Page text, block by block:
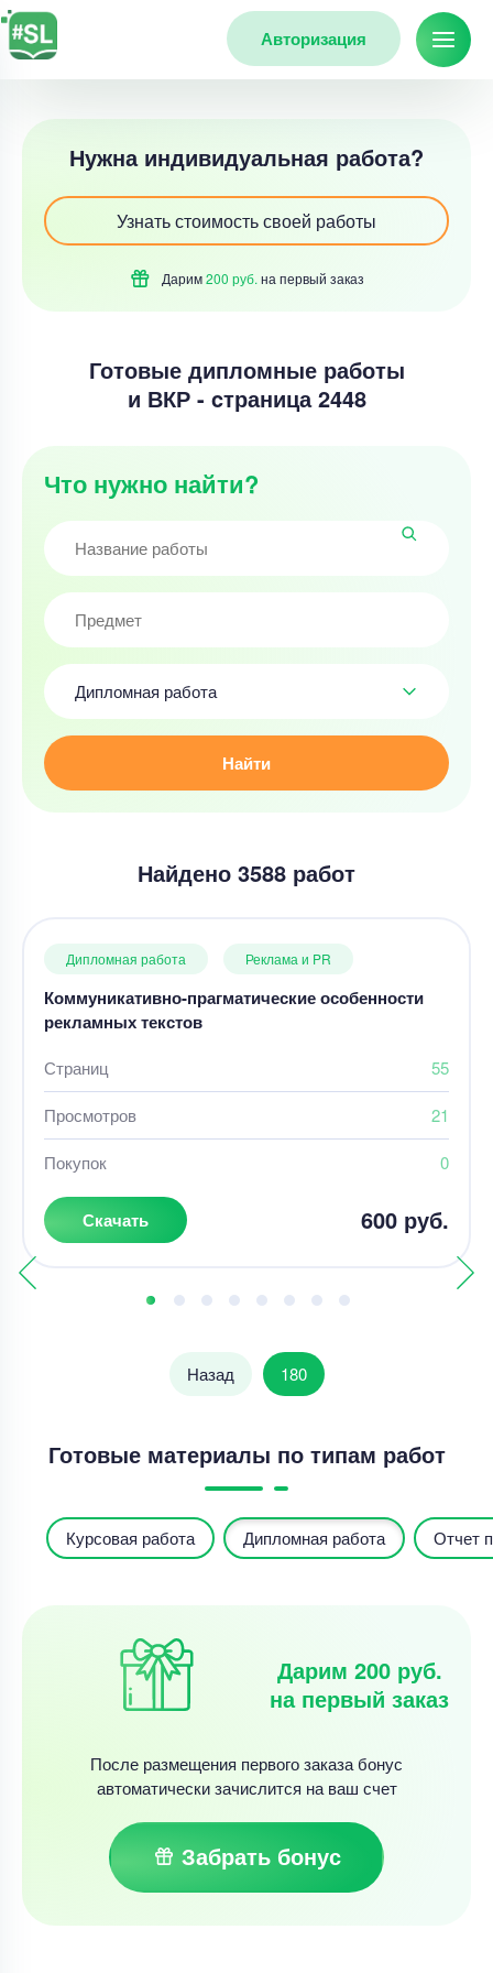
Авторизация
Нужна индивидуальная работа?
Узнать стоимость своей работы
Дарим200 руб. на первый заказ
Готовые дипломные работы
и ВКР - cтраница 2448
Что нужно найти?
Дипломная работа
Найти
Найдено 3588 работ
Дипломная работа Реклама и PR
Коммуникативно-прагматические особенности
рекламных текстов
Страниц 55
Просмотров 21
Покупок 0
Скачать 600 руб.
Назад 180
Готовые материалы по типам работ
Курсовая работа Дипломная работа Отчет
Дарим 200 руб.
на первый заказ
После размещения первого заказа бонус
автоматически зачислится на ваш счет
Забрать бонус